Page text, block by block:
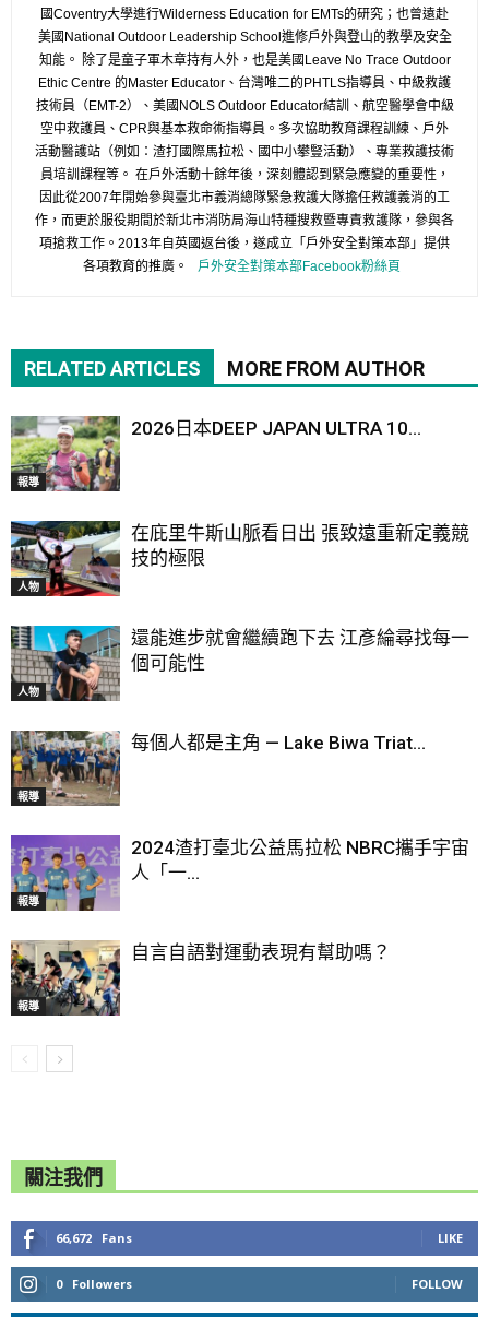
國Coventry大學進行Wilderness Education for EMTs的研究；也曾遠赴
美國National Outdoor Leadership School進修戶外與登山的教學及安全
知能。 除了是童子軍木章持有人外，也是美國Leave No Trace Outdoor
Ethic Centre 的Master Educator、台灣唯二的PHTLS指導員、中級救護
技術員（EMT-2）、美國NOLS Outdoor Educator結訓、航空醫學會中級
空中救護員、CPR與基本救命術指導員。多次協助教育課程訓練、戶外
活動醫護站（例如：渣打國際馬拉松、國中小攀豎活動）、專業救護技術
員培訓課程等。 在戶外活動十餘年後，深刻體認到緊急應變的重要性，
因此從2007年開始參與臺北市義消總隊緊急救護大隊擔任救護義消的工
作，而更於服役期間於新北市消防局海山特種搜救暨專責救護隊，參與各
項搶救工作。2013年自英國返台後，遂成立「戶外安全對策本部」提供
各項教育的推廣。
戶外安全對策本部Facebook粉絲頁
RELATED ARTICLES MORE FROM AUTHOR
報導
2026日本DEEP JAPAN ULTRA 10...
人物
在庇里牛斯山脈看日出 張致遠重新定義競
技的極限
人物
還能進步就會繼續跑下去 江彥綸尋找每一
個可能性
報導
每個人都是主角 — Lake Biwa Triat...
報導
2024渣打臺北公益馬拉松 NBRC攜手宇宙
人「一...
報導
自言自語對運動表現有幫助嗎？
關注我們
66,672 Fans LIKE
0 Followers FOLLOW